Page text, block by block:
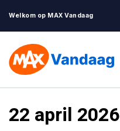
Welkom op MAX Vandaag
22 april 2026